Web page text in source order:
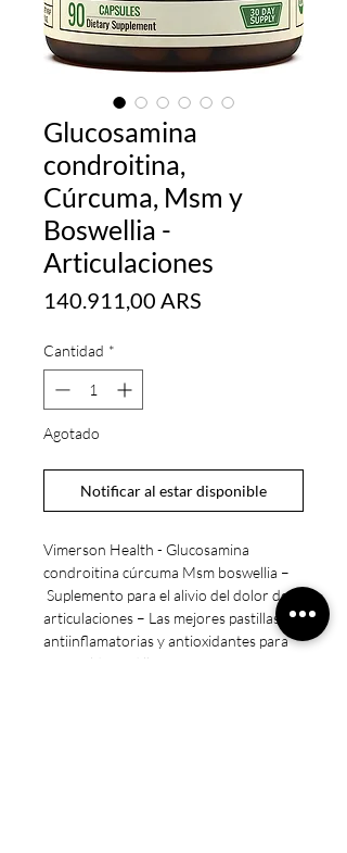
Glucosamina
condroitina,
Cúrcuma, Msm y
Boswellia -
Articulaciones
140.911,00 ARS
Cantidad *
Agotado
Notificar al estar disponible
Vimerson Health - Glucosamina
condroitina cúrcuma Msm boswellia –
Suplemento para el alivio del dolor de
articulaciones – Las mejores pastillas
antiinflamatorias y antioxidantes para
tu espalda, rodillas, manos y más x90